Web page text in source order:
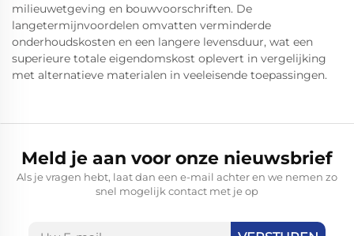
milieuwetgeving en bouwvoorschriften. De
langetermijnvoordelen omvatten verminderde
onderhoudskosten en een langere levensduur, wat een
superieure totale eigendomskost oplevert in vergelijking
met alternatieve materialen in veeleisende toepassingen.
Meld je aan voor onze nieuwsbrief
Als je vragen hebt, laat dan een e-mail achter en we nemen zo
snel mogelijk contact met je op